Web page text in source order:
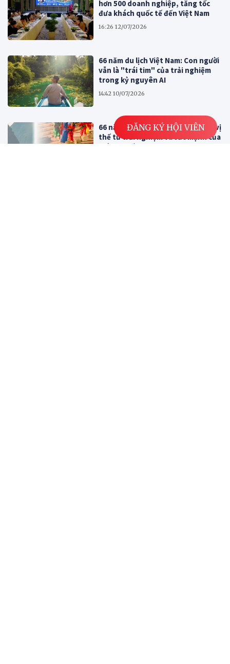
hơn 500 doanh nghiệp, tăng tốc
đưa khách quốc tế đến Việt Nam
16:26 12/07/2026
66 năm du lịch Việt Nam: Con người
vẫn là "trái tim" của trải nghiệm
trong kỷ nguyên AI
14:42 10/07/2026
66 năm Du lịch Việt Nam: Kiến tạo vị
thế từ trải nghiệm và sức mạnh của
thời đại số
ĐĂNG KÝ HỘI VIÊN